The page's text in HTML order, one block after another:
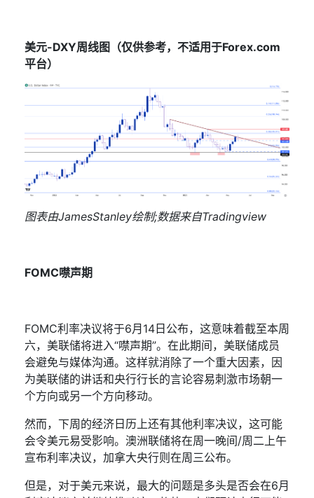
美元-DXY周线图（仅供参考，不适用于Forex.com
平台）
图表由JamesStanley绘制;数据来自Tradingview
FOMC噤声期
FOMC利率决议将于6月14日公布，这意味着截至本周
六，美联储将进入“噤声期”。在此期间，美联储成员
会避免与媒体沟通。这样就消除了一个重大因素，因
为美联储的讲话和央行行长的言论容易刺激市场朝一
个方向或另一个方向移动。
然而，下周的经济日历 上还有其他利率决议，这可能
会令美元易受影响。澳洲联储将在周一晚间/周二上午
宣布利率决议，加拿大央行则在周三公布。
但是，对于美元来说，最大的问题是多头是否会在6月